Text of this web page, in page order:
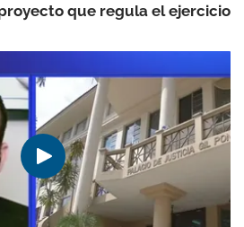
que regula el ejercicio